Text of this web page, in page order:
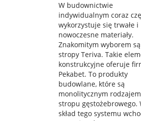
W budownictwie
indywidualnym coraz
wykorzystuje się trwałe i
nowoczesne materiały.
Znakomitym wyborem są
stropy Teriva. Takie
konstrukcyjne oferuje
Pekabet. To produkty
budowlane, które są
monolitycznym rodzajem
stropu gęstożebrowego.
skład tego systemu